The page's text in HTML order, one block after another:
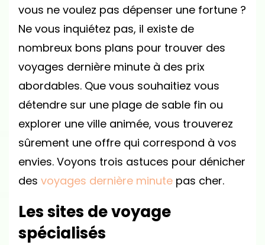
vous ne voulez pas dépenser une fortune ?
Ne vous inquiétez pas, il existe de
nombreux bons plans pour trouver des
voyages dernière minute à des prix
abordables. Que vous souhaitiez vous
détendre sur une plage de sable fin ou
explorer une ville animée, vous trouverez
sûrement une offre qui correspond à vos
envies. Voyons trois astuces pour dénicher
des voyages dernière minute pas cher.
Les sites de voyage
spécialisés